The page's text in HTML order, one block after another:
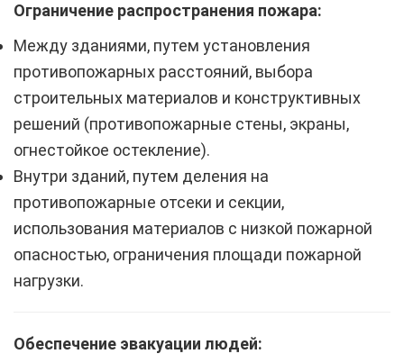
Ограничение распространения пожара:
Между зданиями, путем установления
противопожарных расстояний, выбора
строительных материалов и конструктивных
решений (противопожарные стены, экраны,
огнестойкое остекление).
Внутри зданий, путем деления на
противопожарные отсеки и секции,
использования материалов с низкой пожарной
опасностью, ограничения площади пожарной
нагрузки.
Обеспечение эвакуации людей: